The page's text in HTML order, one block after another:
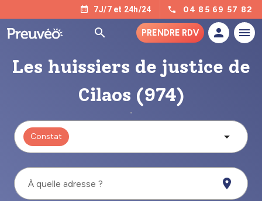
7J/7 et 24h/24 04 85 69 57 82
PRENDRE RDV
Les huissiers de justice de
Cilaos (974)
Constat
À quelle adresse ?